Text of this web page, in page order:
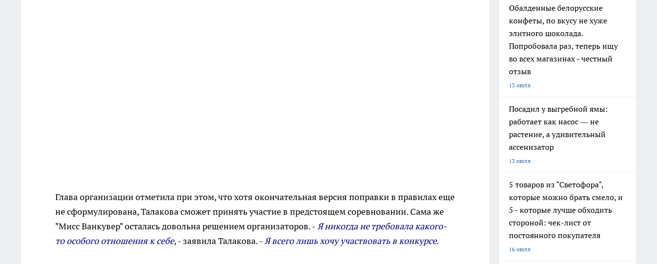
Глава организации отметила при этом, что хотя окончательная версия поправки в правилах еще
не сформулирована, Талакова сможет принять участие в предстоящем соревновании. Сама же
"Мисс Ванкувер" осталась довольна решением организаторов. -Я никогда не требовала какого-
то особого отношения к себе, - заявила Талакова. -Я всего лишь хочу участвовать в конкурсе.
Обалденные белорусские
конфеты, по вкусу не хуже
элитного шоколада.
Попробовала раз, теперь ищу
во всех магазинах - честный
отзыв
13 июля
Посадил у выгребной ямы:
работает как насос — не
растение, а удивительный
ассенизатор
13 июля
5 товаров из "Светофора",
которые можно брать смело, и
5 - которые лучше обходить
стороной: чек-лист от
постоянного покупателя
16 июля